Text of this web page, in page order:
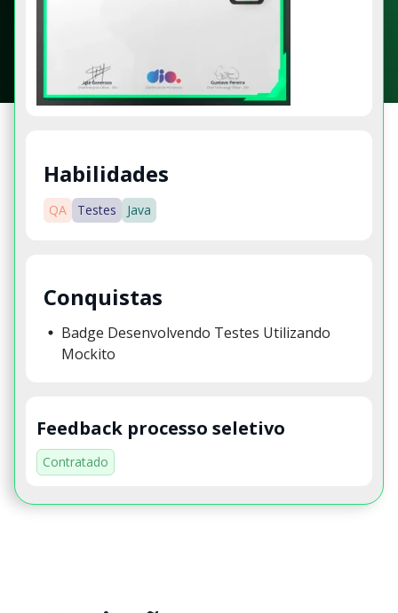
Habilidades
QA Testes Java
Conquistas
Badge Desenvolvendo Testes Utilizando
Mockito
Feedback processo seletivo
Contratado